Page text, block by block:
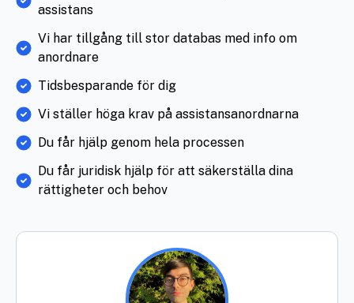
assistans
Vi har tillgång till stor databas med info om
anordnare
Tidsbesparande för dig
Vi ställer höga krav på assistansanordnarna
Du får hjälp genom hela processen
Du får juridisk hjälp för att säkerställa dina
rättigheter och behov